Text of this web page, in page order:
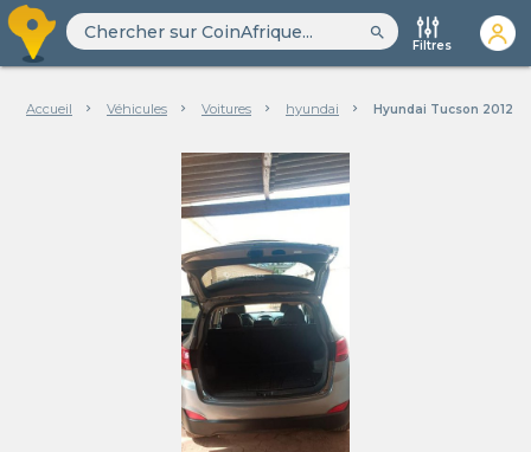
search
Filtres
Accueil Véhicules Voitures hyundai Hyundai Tucson 2012